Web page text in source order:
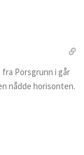
Porsgrunn i går
nådde horisonten.